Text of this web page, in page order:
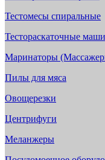
Тестомесы спиральные
Тестораскаточные
Маринаторы
Пилы для мяса
Овощерезки
Центрифуги
Меланжеры